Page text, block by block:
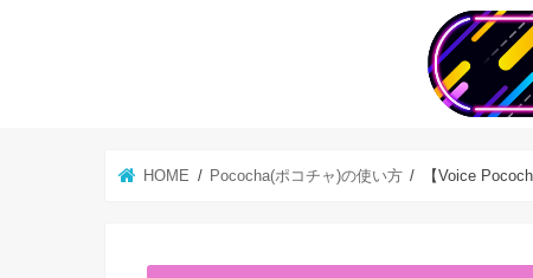
HOME Pococha(ポコチャ)の使い方 【Voice